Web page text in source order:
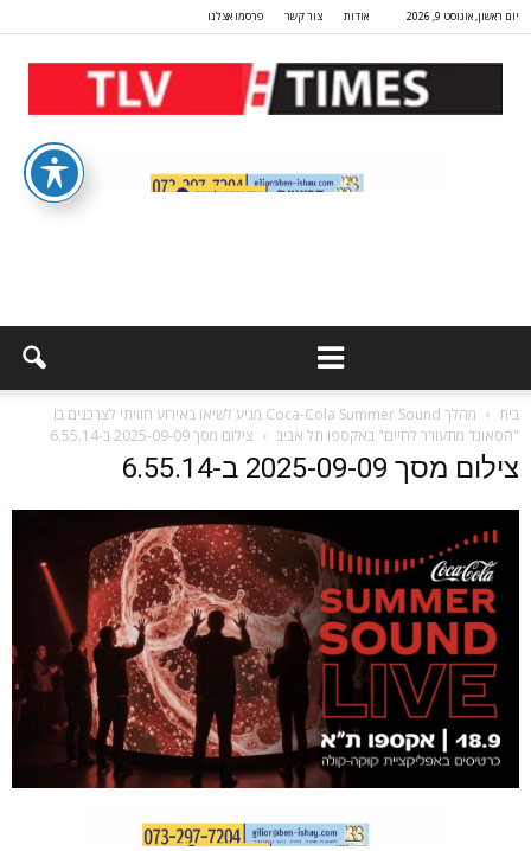
יום ראשון, אוגוסט 9, 2026 אודות צור קשר פרסמו אצלנו
בית
מהלך Coca-Cola Summer Sound מגיע לשיאו באירוע חוויתי לצרכנים בו
"הסאונד מתעורר לחיים" באקספו תל אביב
צילום מסך 2025-09-09 ב-6.55.14
צילום מסך 2025-09-09 ב-6.55.14